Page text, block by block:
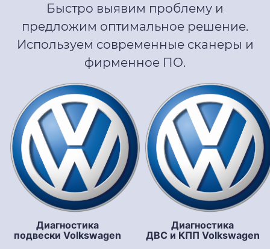
Быстро выявим проблему и
предложим оптимальное решение.
Используем современные сканеры и
фирменное ПО.
Диагностика
подвески Volkswagen
Диагностика
ДВС и КПП Volkswagen